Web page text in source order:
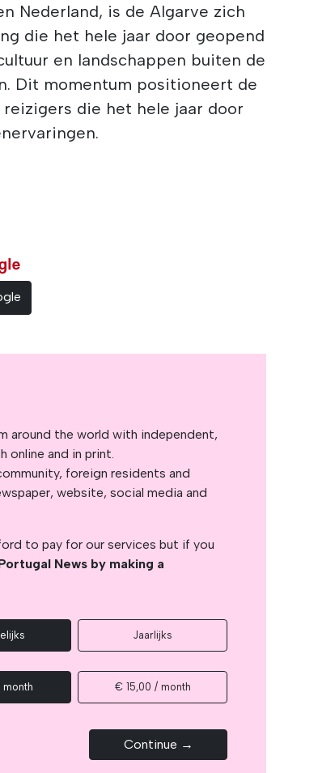
Nederland, is de Algarve zich
die het hele jaar door geopend
en landschappen buiten de
Dit momentum positioneert de
die het hele jaar door
around the world with independent,
online and in print.
foreign residents and
website, social media and
to pay for our services but if you
News by making a
Jaarlijks
€ 15,00 / month
Continue →